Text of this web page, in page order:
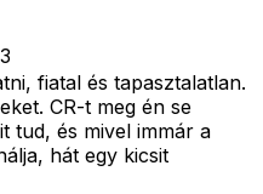
fiatal és tapasztalatlan.
CR-t meg én se
tud, és mivel immár a
hát egy kicsit